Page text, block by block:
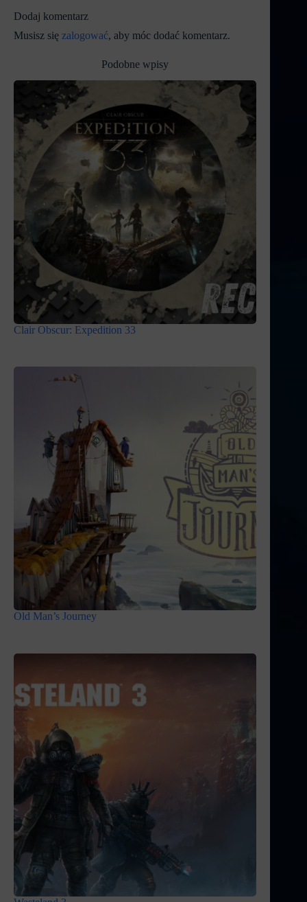
Dodaj komentarz
Musisz się zalogować, aby móc dodać komentarz.
Podobne wpisy
Clair Obscur: Expedition 33
Old Man’s Journey